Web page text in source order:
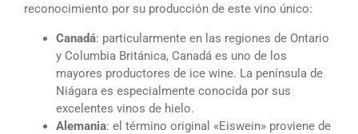
reconocimiento por su producción de este vino único:
Canadá: particularmente en las regiones de Ontario
y Columbia Británica, Canadá es uno de los
mayores productores de ice wine. La península de
Niágara es especialmente conocida por sus
excelentes vinos de hielo.
Alemania: el término original «Eiswein» proviene de